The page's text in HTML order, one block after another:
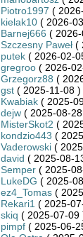
Piotro1997 (
kielak10( 2026-
Barnej666 (
Szczesny Paweł (
putek( 2026-02-
gregroo( 2026-
Grzegorz88 (
gst( 2025-11-08 )
Kwabiak( 2025-
dejw( 2025-08-
MisterSkot2 (
kondzio443 (
Vaderowski(
david ( 2025-08-
Semper( 2025-
LukeDG ( 2025-
ez4_Tomas(
Rekari1 ( 2025-
skiq ( 2025-07-09
pimpf( 2025-06-